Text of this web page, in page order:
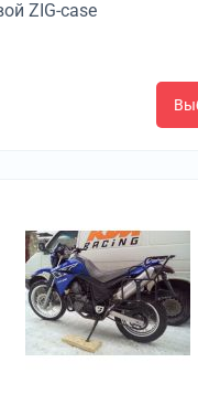
ZIG-case